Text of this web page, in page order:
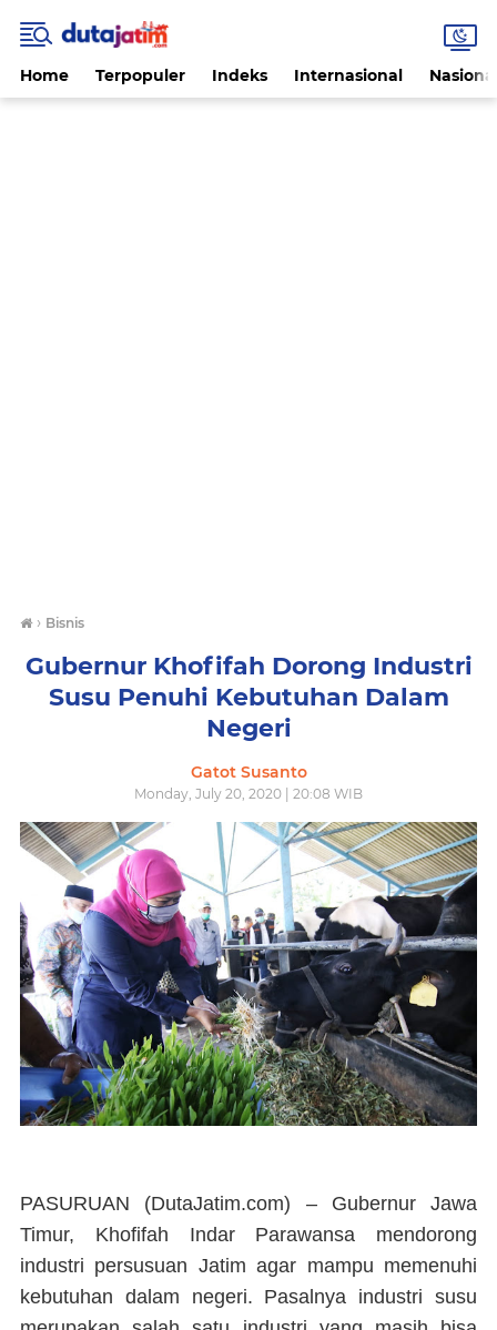
Home Terpopuler Indeks Internasional
› Bisnis
Gubernur Khofifah Dorong Industri
Susu Penuhi Kebutuhan Dalam
Negeri
Gatot Susanto
Monday, July 20, 2020 | 20:08 WIB
PASURUAN (DutaJatim.com) – Gubernur Jawa
Timur, Khofifah Indar Parawansa mendorong
industri persusuan Jatim agar mampu memenuhi
kebutuhan dalam negeri. Pasalnya industri susu